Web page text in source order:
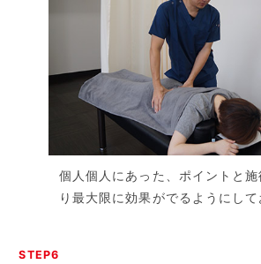
個人個人にあった、ポイントと施
り最大限に効果がでるようにして
STEP6